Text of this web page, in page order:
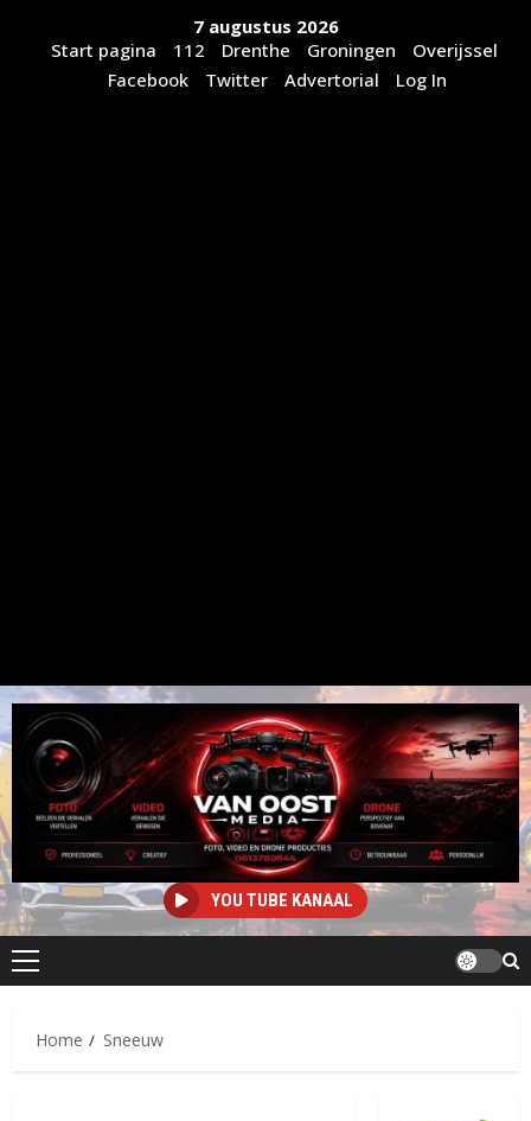
7 augustus 2026
Start pagina
112 Drenthe Groningen
Overijssel
Facebook
Twitter Advertorial Log In
YOU TUBE KANAAL
Primair
Home Sneeuw